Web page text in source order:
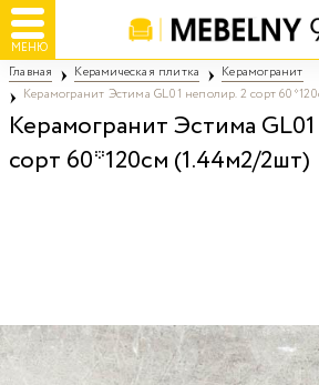
МЕНЮ
Главная Керамическая плитка
Керамогранит
Керамогранит Эстима GL01 неполир. 2 сорт
Керамогранит Эстима
сорт 60*120см (1.44м2/2шт)